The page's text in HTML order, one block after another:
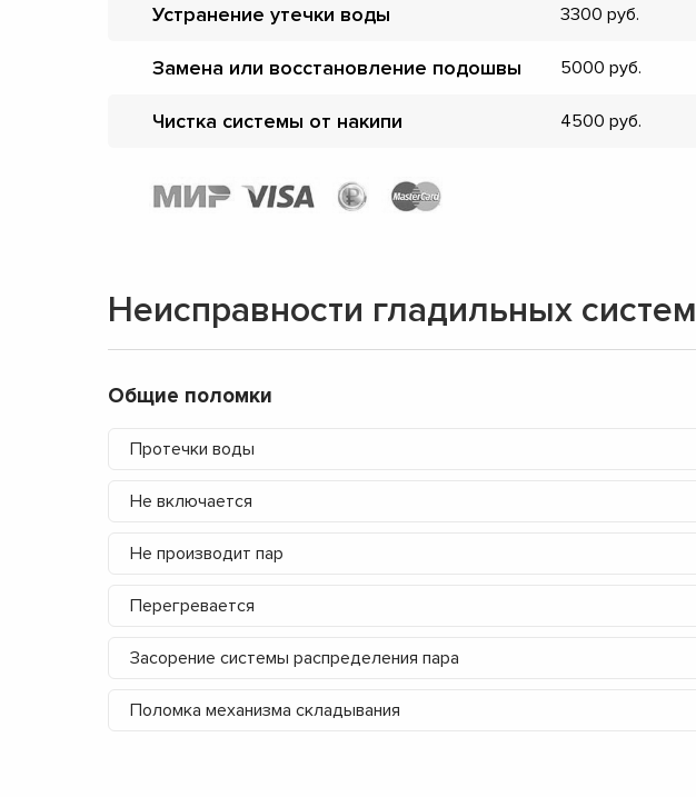
Устранение утечки воды 3300
Замена или восстановление подошвы 5000
Чистка системы от накипи 4500
Неисправности гладильных систем
Общие поломки
Протечки воды
Не включается
Не производит пар
Перегревается
Засорение системы распределения пара
Поломка механизма складывания